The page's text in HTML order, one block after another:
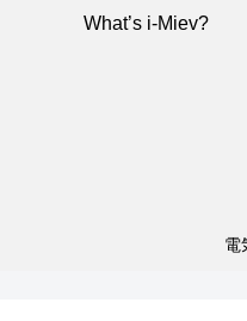
電
What’s i-Miev?